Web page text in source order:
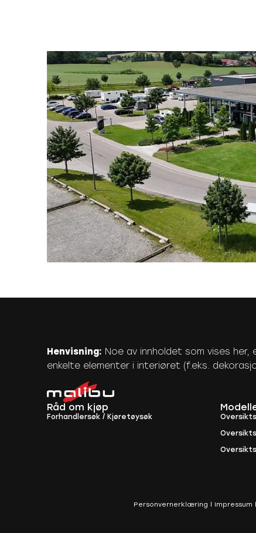
Henvisning: Noe av innholdet som vises her,
enkelte elementer i interiøret (f.eks.
Råd om kjøp
Forhandlersøk / Kjøretøysøk
Personvernerklæring Impressum